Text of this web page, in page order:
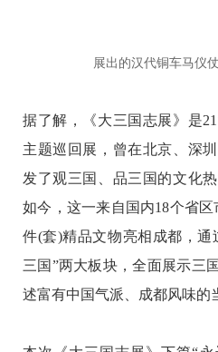
展出的汉代铜车马仪
据了解，《大三国志展》是
主题巡回展，曾在北京、深
发了观三国、品三国的文化
如今 ，这一来自国内18个省
件(套)精品文物亮相成都，通
三国”两大板块，全面展示三
述富有中国气派、成都风味的